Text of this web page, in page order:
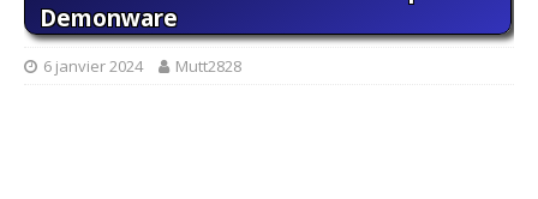
Demonware
6 janvier 2024 Mutt2828